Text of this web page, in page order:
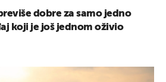
dobre za samo jedno
koji je još jednom oživio